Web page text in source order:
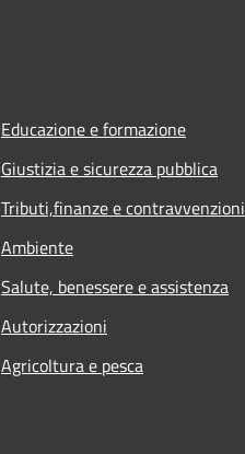
Educazione e formazione
Giustizia e sicurezza pubblica
Tributi,finanze e contravvenzioni
Ambiente
Salute, benessere e assistenza
Autorizzazioni
Agricoltura e pesca